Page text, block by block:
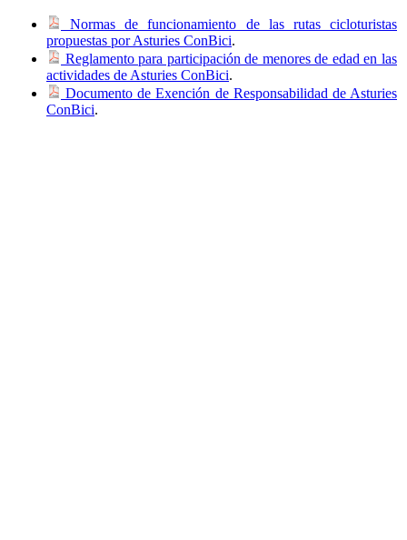
Normas de funcionamiento de las rutas cicloturistas
propuestas por Asturies ConBici.
Reglamento para participación de menores de edad en las
actividades de Asturies ConBici.
Documento de Exención de Responsabilidad de Asturies
ConBici.